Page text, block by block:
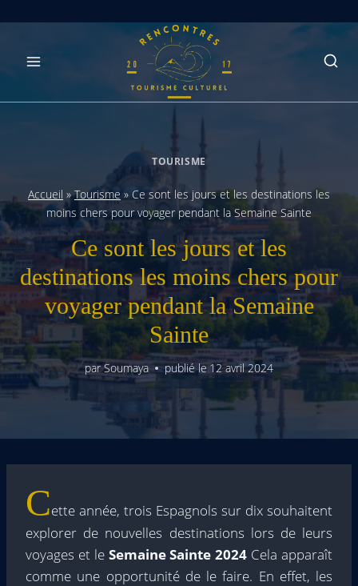
TOURISME
Accueil »Tourisme »Ce sont les jours et les destinations les
moins chers pour voyager pendant la Semaine Sainte
Ce sont les jours et les
destinations les moins chers pour
voyager pendant la Semaine
Sainte
parSoumaya publié le 12 avril 2024
Cette année, trois Espagnols sur dix souhaitent
explorer de nouvelles destinations lors de leurs
voyages et le Semaine Sainte 2024 Cela apparaît
comme une opportunité de le faire. En effet, les